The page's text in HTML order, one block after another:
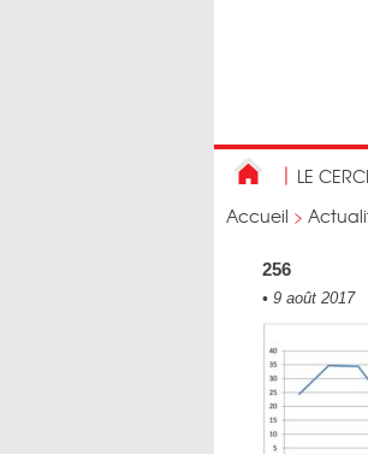
LE
Accueil >
256
• 9 août 2017